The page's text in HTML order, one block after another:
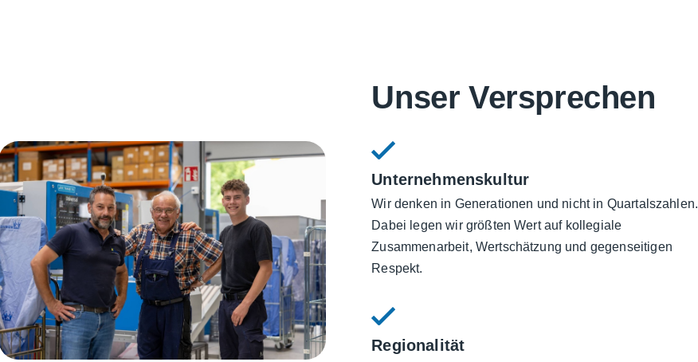
Unser Versprechen
Unternehmenskultur
Wir denken in Generationen und nicht in Quartalszahlen.
Dabei legen wir größten Wert auf kollegiale
Zusammenarbeit, Wertschätzung und gegenseitigen
Respekt.
Regionalität